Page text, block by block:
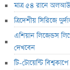
মাত্র ৫৪ রানে
ত্রিদেশীয় সিরিজে
এশিয়ান লিজেন্ডস
দেখবেন
টি-টোয়েন্টি